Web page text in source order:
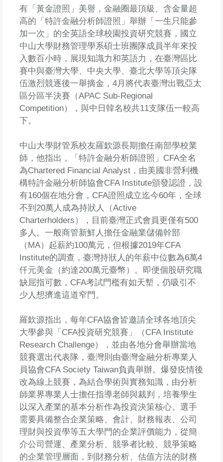
有「黃金證照」美譽，金融圈最頂級、含金量超
高的「特許金融分析師證照」舉辦「一生只能參
加一次」的全英語全球校園投資研究競賽，國立
中山大學財務管理學系碩士班團隊成員半年來投
入數百小時，展現知識力和英語力，在臺灣區比
賽中與臺灣大學、中央大學、臺北大學等頂尖隊
伍激烈競逐後一舉摘金，4月將代表臺灣出戰亞太
區分區半決賽（APAC Sub-Regional
Competition），與中日韓名校共11支隊伍一較高
下。
中山大學財管系校友羅欽源長期擔任南部學校業
師，他指出，「特許金融分析師證照」CFA全名
為Chartered Financial Analyst，由美國非營利機
構特許金融分析師協會CFA Institute頒發認證，設
有160個在地分會，CFA證照成立迄今60年，全球
不到20萬人成為持狀人（Active
Charterholders），目前臺灣正式會員更僅有500
多人。一般商管新鮮人擔任金融業儲備幹部
（MA）起薪約100萬元，但根據2019年CFA
Institute的調查，臺灣持狀人的年薪中位數為6萬4
仟元美金（約達200萬元臺幣）。即便個股研究職
缺屈指可數，CFA考試門檻有如天塹，仍吸引不
少人想擠進這道窄門。
羅欽源指出，每年CFA協會皆邀請全球各地頂尖
大學參與「CFA投資研究競賽」（CFA Institute
Research Challenge），並由各地分會舉辦當地
競賽選出代表隊，臺灣則由臺灣金融分析專業人
員協會CFA Society Taiwan負責舉辦。爆發疫情後
改為線上競賽，為結合學術與實務知識，由分析
師業界專業人士擔任指導老師與裁判，培養學生
以深入產業的基本分析作為投資決策核心。選手
需要具備整合企業策略、會計、財務報表、公司
理財與投資學等五大學門的企業評價能力，從簡
介公司營運、產業分析、競爭者比較、競爭策略
的企業管理層面，到財務分析、估值方法的財務